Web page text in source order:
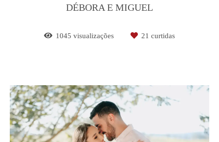
DÉBORA E MIGUEL
1045 visualizações 21 curtidas